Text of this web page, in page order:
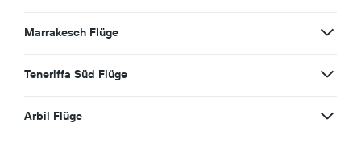
Marrakesch Flüge
Teneriffa Süd Flüge
Arbil Flüge